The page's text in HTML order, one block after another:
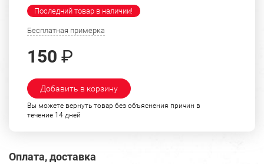
Последний товар в наличии!
Бесплатная примерка
150 ₽
Добавить в корзину
Вы можете вернуть товар без объяснения причин в
течение 14 дней
Оплата, доставка